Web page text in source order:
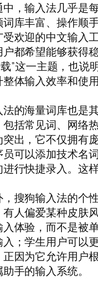
，输入法几乎是
库丰富、操作顺
欢迎的中文输入
都希望能够获得
”这一主题，也说
体输入效率和使用
的海量词库也是
括常见词、网络
出，它不仅拥有
可以添加技术名
行快捷录入。这
搜狗输入法的个
人偏爱某种皮肤
体验，而不是被
；学生用户可以
因为它允许用户
手的输入系统。